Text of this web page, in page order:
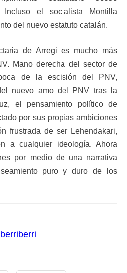
el socialista Montilla
del nuevo estatuto catalán.
de Arregi es mucho más
Mano derecha del sector de
de la escisión del PNV,
nuevo amo del PNV tras la
el pensamiento político de
por sus propias ambiciones
frustrada de ser Lehendakari,
a cualquier ideología. Ahora
por medio de una narrativa
puro y duro de los